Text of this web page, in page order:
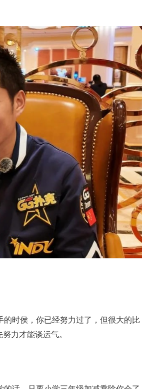
时侯，你已经努力过了，但很大的比
力才能谈运气。